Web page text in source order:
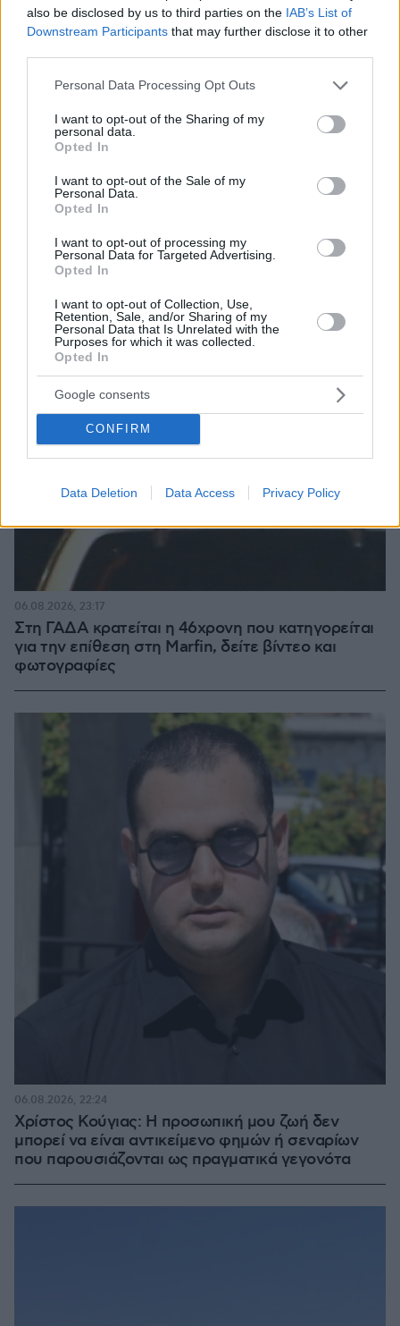
also be disclosed by us to third parties on the IAB’s List of
Downstream Participants that may further disclose it to other
Please note that this website/app uses one or more Google
not limited to your visit or usage behaviour. You may click to
grant or deny consent to Google and its third-party tags to
use your data for below specified purposes in below Google
consent section.
Personal Data Processing Opt Outs
I want to opt-out of the Sharing of my
personal data.
Opted In
I want to opt-out of the Sale of my
Personal Data.
Opted In
I want to opt-out of processing my
Personal Data for Targeted Advertising.
Opted In
I want to opt-out of Collection, Use,
Retention, Sale, and/or Sharing of my
Personal Data that Is Unrelated with the
Purposes for which it was collected.
Opted In
Google consents
CONFIRM
Data Deletion Data Access Privacy Policy
«Δεν το πιστεύουμε», λένε οι Αμερικανοί που
υιοθέτησαν τον Αφγανό στη Λέσβο - Η αρχική εκδοχή
για το φονικό στην Κυψέλη και η σιωπή στην απολογία
ΔΕΙΤΕ ΟΛΕΣ ΤΙΣ ΕΙΔΗΣΕΙΣ
ΤΑ ΠΙΟ ΔΗΜΟΦΙΛΗ
Στη ΓΑΔΑ κρατείται η 46χρονη που κατηγορείται
για την επίθεση στη Marfin, δείτε βίντεο και
φωτογραφίες
06.08.2026, 23:17
Χρίστος Κούγιας: Η προσωπική μου ζωή δεν
μπορεί να είναι αντικείμενο φημών ή σεναρίων
που παρουσιάζονται ως πραγματικά γεγονότα
06.08.2026, 22:24